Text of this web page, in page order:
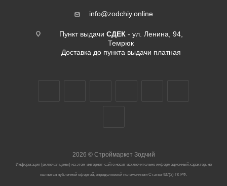
info@zodchiy.online
Пункт выдачи СДЕК - ул. Ленина, 94,
Темрюк
Доставка до пункта выдачи платная
2026 ©Строймаркет Зодчий
Информация (включая цены) на этом интернет-сайте носит исключительно информационный характер, не
является публичной офертой, определяемой положениями Статьи 437(2) ГК РФ.